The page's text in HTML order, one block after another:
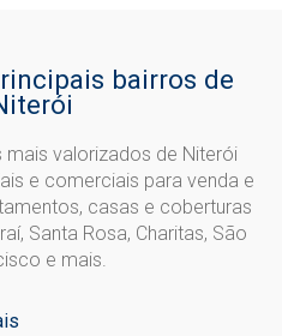
bairros de
valorizados de Niterói
e comerciais para venda e
casas e coberturas
Santa Rosa, Charitas, São
e mais.